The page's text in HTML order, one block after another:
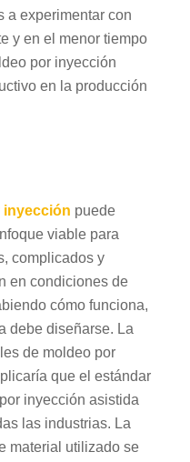
a experimentar con
y en el menor tiempo
por inyección
en la producción
inyección puede
viable para
complicados y
en condiciones de
cómo funciona,
debe diseñarse. La
de moldeo por
que el estándar
inyección asistida
las industrias. La
material utilizado se